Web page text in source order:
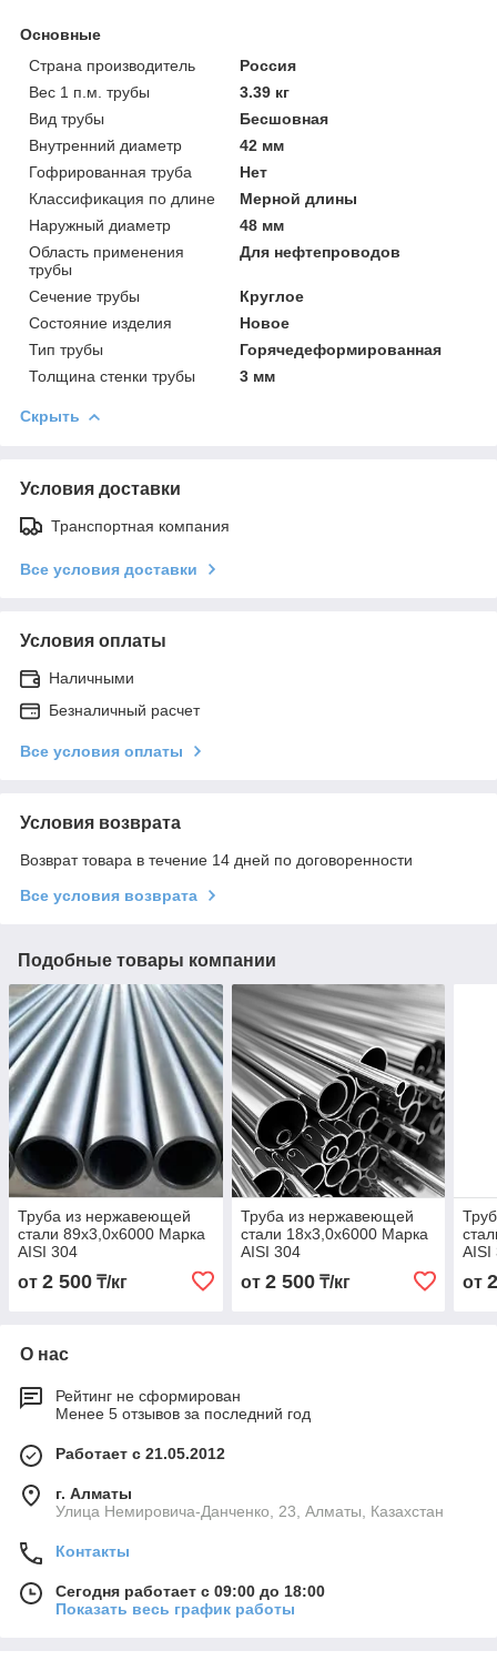
Основные
Страна производитель
Россия
Вес 1 п.м. трубы
3.39 кг
Вид трубы
Бесшовная
Внутренний диаметр
42 мм
Гофрированная труба
Нет
Классификация по длине
Мерной длины
Наружный диаметр
48 мм
Область применения
трубы
Для нефтепроводов
Сечение трубы
Круглое
Состояние изделия
Новое
Тип трубы
Горячедеформированная
Толщина стенки трубы
3 мм
Скрыть
Условия доставки
Транспортная компания
Все условия доставки
Условия оплаты
Наличными
Безналичный расчет
Все условия оплаты
Условия возврата
Возврат товара в течение 14 дней по договоренности
Все условия возврата
Подобные товары компании
Труба из нержавеющей
стали 89х3,0х6000 Марка
AISI 304
от 2 500 ₸/кг
Труба из нержавеющей
стали 18х3,0х6000 Марка
AISI 304
от 2 500₸/кг
AISI
от
О нас
Рейтинг не сформирован
Менее 5 отзывов за последний год
Работает с 21.05.2012
г. Алматы
Улица Немировича-Данченко, 23, Алматы, Казахстан
Контакты
Сегодня работает с 09:00 до 18:00
Показать весь график работы